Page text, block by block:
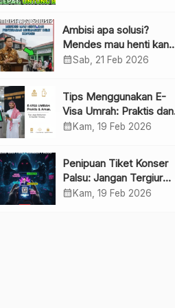
Ambisi apa solusi?
Mendes mau henti kan
penyebaran minimarket
calendar_monthSab, 21 Feb 2026
Tips Menggunakan E-
Visa Umrah: Praktis dan
Cepat
calendar_month Kam, 19 Feb 2026
Penipuan Tiket Konser
Palsu: Jangan Tergiur
Penjualan di Media Sosial
calendar_month Kam, 19 Feb 2026